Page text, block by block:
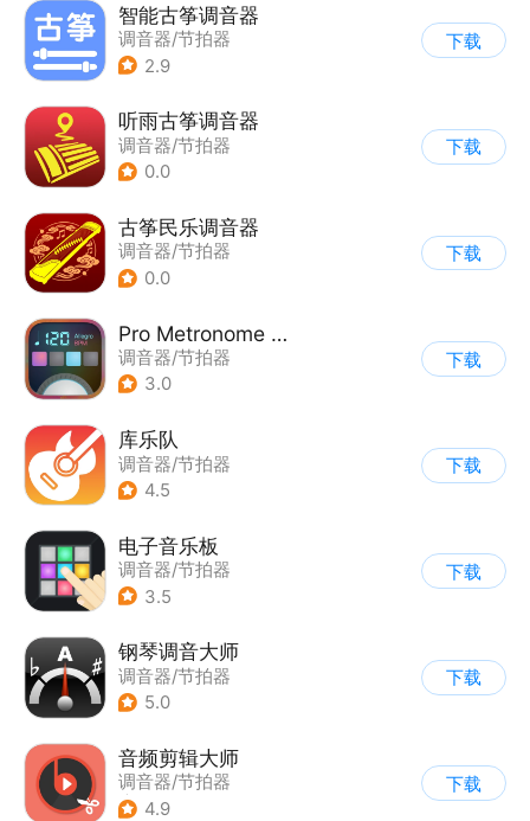
智能古筝调音器
调音器/节拍器
2.9
下载
听雨古筝调音器
调音器/节拍器
0.0
下载
古筝民乐调音器
调音器/节拍器
0.0
下载
Pro Metronome 专业节拍器
调音器/节拍器
3.0
下载
库乐队
调音器/节拍器
4.5
下载
电子音乐板
调音器/节拍器
3.5
下载
钢琴调音大师
调音器/节拍器
5.0
下载
音频剪辑大师
调音器/节拍器
| AI音频处理
4.9
下载